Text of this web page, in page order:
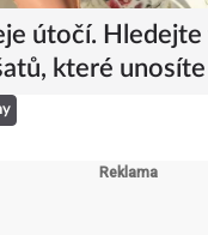
útočí.
které